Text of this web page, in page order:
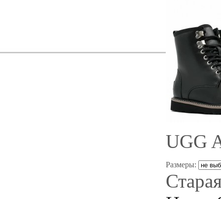
UGG
Размеры: